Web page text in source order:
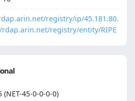
registry/ip/45.181.80.
registry/entity/RIPE
(NET-45-0-0-0-0)